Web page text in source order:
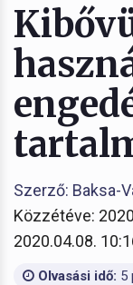
Szerző: Baksa-
Közzétéve:
2020.04.08.
Olvasási idő: 5